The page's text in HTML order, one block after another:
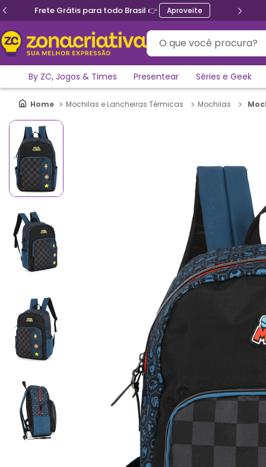
Frete Grátis para todo Brasil 👉 Aproveite
O que você procura?
By ZC, Jogos & Times Presentear Séries e Geek
Mochilas e Lancheiras Térmicas Mochilas